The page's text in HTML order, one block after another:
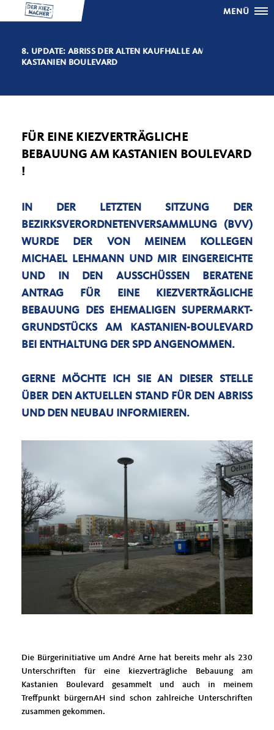
MENÜ
8. UPDATE: ABRISS DER ALTEN KAUFHALLE AM
KASTANIEN BOULEVARD
FÜR EINE KIEZVERTRÄGLICHE
BEBAUUNG AM KASTANIEN BOULEVARD
!
IN DER LETZTEN SITZUNG DER
BEZIRKSVERORDNETENVERSAMMLUNG (BVV)
WURDE DER VON MEINEM KOLLEGEN
MICHAEL LEHMANN UND MIR EINGEREICHTE
UND IN DEN AUSSCHÜSSEN BERATENE
ANTRAG FÜR EINE KIEZVERTRÄGLICHE
BEBAUUNG DES EHEMALIGEN SUPERMARKT-
GRUNDSTÜCKS AM KASTANIEN-BOULEVARD
BEI ENTHALTUNG DER SPD ANGENOMMEN.
GERNE MÖCHTE ICH SIE AN DIESER STELLE
ÜBER DEN AKTUELLEN STAND FÜR DEN ABRISS
UND DEN NEUBAU INFORMIEREN.
Die Bürgerinitiative um André Arne hat bereits mehr als 230
Unterschriften für eine kiezverträgliche Bebauung am
Kastanien Boulevard gesammelt und auch in meinem
Treffpunkt bürgernAH sind schon zahlreiche Unterschriften
zusammen gekommen.